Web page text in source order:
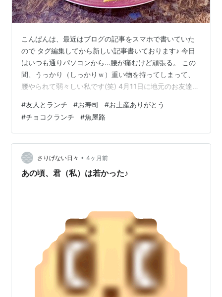
こんばんは、最近はブログの記事をスマホで書いていた
ので タグ編集してから新しい記事書いております♪ 今日
はいつも通りパソコンから…腰が痛むけど頑張る。 この
間、うっかり（しっかりｗ）重い物を持ってしまって、
腰やられて弱々しい私です(笑) 4月11日に地元のお友達
悪くて（メンタル的に…💦） でも約束してたし楽しみで
もあったから、 なんとかなれ～！精神で会うことができ
ました！！ ランチはパスタが食べたいね～と前々から予
定を立てて お昼時を少し避けてお店に行ったのに満席で
混雑していて… その雰囲気が苦手だなぁ…と思っていた
ら 待たずに別の所にしよ…
#友人とランチ #お寿司 #お土産ありがとう
#チョコクランチ #魚屋路
さりげない日々 • 4ヶ月前
あの頃、君（私）は若かった♪